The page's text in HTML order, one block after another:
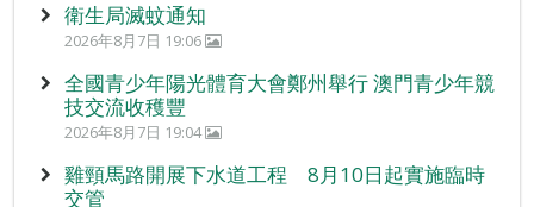
衛生局滅蚊通知
2026年8月7日 19:06
全國青少年陽光體育大會鄭州舉行 澳門青少年競
技交流收穫豐
2026年8月7日 19:04
雞頸馬路開展下水道工程 8月10日起實施臨時
交管